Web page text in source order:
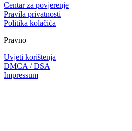
Centar za povjerenje
Pravila privatnosti
Politika kolačića
Pravno
Uvjeti korištenja
DMCA / DSA
Impressum